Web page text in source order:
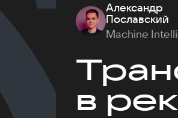
Александр
Пославский
Machine
в